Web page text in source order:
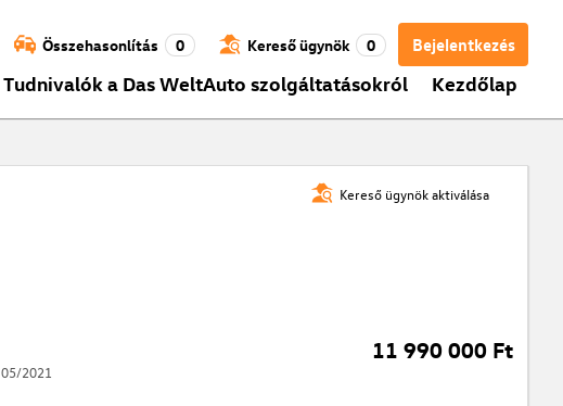
Bejelentkezés
Összehasonlítás 0 Kereső ügynök 0
Tudnivalók a Das WeltAuto szolgáltatásokról Kezdőlap
Kereső ügynök aktiválása
11 990 000 Ft
05/2021